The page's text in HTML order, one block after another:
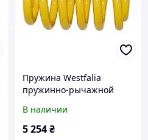
Пружина Westfalia
пружинно-рычажной
70259
В наличии
5 254₴